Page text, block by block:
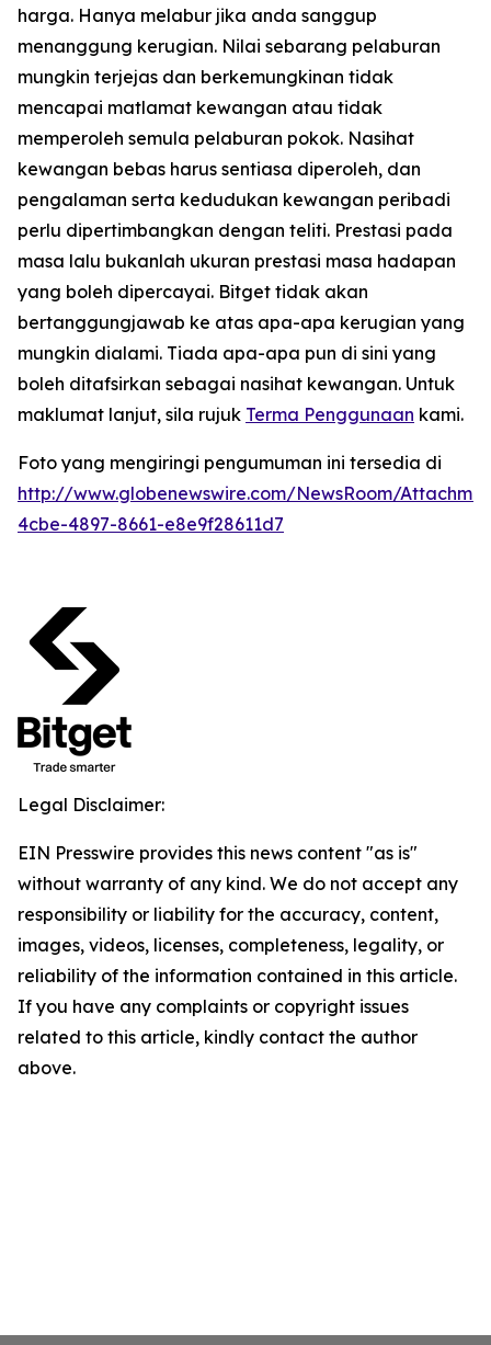
harga. Hanya melabur jika anda sanggup
menanggung kerugian. Nilai sebarang pelaburan
mungkin terjejas dan berkemungkinan tidak
mencapai matlamat kewangan atau tidak
memperoleh semula pelaburan pokok. Nasihat
kewangan bebas harus sentiasa diperoleh, dan
pengalaman serta kedudukan kewangan peribadi
perlu dipertimbangkan dengan teliti. Prestasi pada
masa lalu bukanlah ukuran prestasi masa hadapan
yang boleh dipercayai. Bitget tidak akan
bertanggungjawab ke atas apa-apa kerugian yang
mungkin dialami. Tiada apa-apa pun di sini yang
boleh ditafsirkan sebagai nasihat kewangan. Untuk
maklumat lanjut, sila rujuk Terma Penggunaan kami.
Foto yang mengiringi pengumuman ini tersedia di
http://www.globenewswire.com/NewsRoom/
4cbe-4897-8661-e8e9f28611d7
Legal Disclaimer:
EIN Presswire provides this news content "as is"
without warranty of any kind. We do not accept any
responsibility or liability for the accuracy, content,
images, videos, licenses, completeness, legality, or
reliability of the information contained in this article.
If you have any complaints or copyright issues
related to this article, kindly contact the author
above.